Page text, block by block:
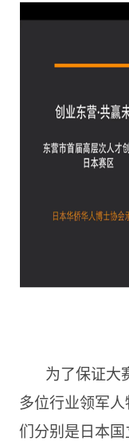
为了保证大
多位行业领军
们分别是日本